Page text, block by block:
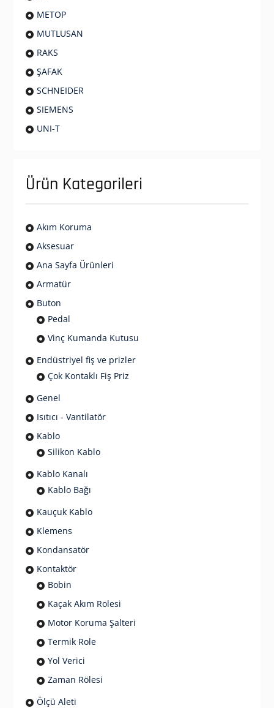
METOP
MUTLUSAN
RAKS
ŞAFAK
SCHNEIDER
SIEMENS
UNI-T
Ürün Kategorileri
Akım Koruma
Aksesuar
Ana Sayfa Ürünleri
Armatür
Buton
Pedal
Vinç Kumanda Kutusu
Endüstriyel fiş ve prizler
Çok Kontaklı Fiş Priz
Genel
Isıtıcı - Vantilatör
Kablo
Silikon Kablo
Kablo Kanalı
Kablo Bağı
Kauçuk Kablo
Klemens
Kondansatör
Kontaktör
Bobin
Kaçak Akım Rolesi
Motor Koruma Şalteri
Termik Role
Yol Verici
Zaman Rölesi
Ölçü Aleti